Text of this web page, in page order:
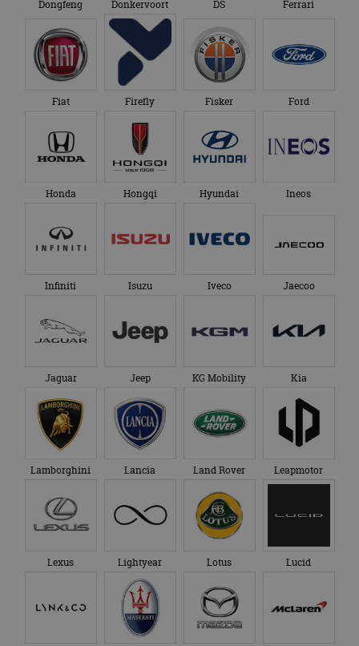
Dongfeng Donkervoort DS Ferrari
Fiat Firefly Fisker Ford
Honda Hongqi Hyundai Ineos
Infiniti Isuzu Iveco Jaecoo
Jaguar Jeep KG Mobility Kia
Lamborghini Lancia Land Rover Leapmotor
Lexus Lightyear Lotus Lucid
_ga_SC6JKZPPKY
.autorai.nl
Deze cookie wordt
om de sessiestatus
te behouden.
advertenties die de
bezocht.